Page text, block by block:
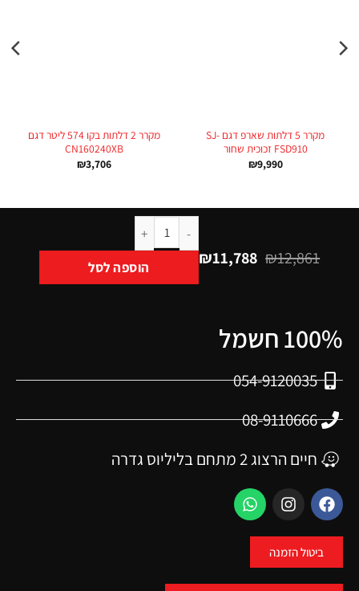
מקרר 5 דלתות שארפ דגם SJ-
FSD910 זכוכית שחור
₪9,990
מקרר 2 דלתות בקו 574 ליטר דגם
CN160240XB
₪3,706
₪12,861
₪11,788 הוספה לסל
100% חשמל
054-9120035
08-9110666
חיים הרצוג 2 מתחם בליליוס גדרה
ביטול הזמנה